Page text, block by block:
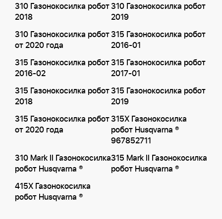
310 Газонокосилка робот
2018
310 Газонокосилка робот
2019
310 Газонокосилка робот
от 2020 года
315 Газонокосилка робот
2016-01
315 Газонокосилка робот
2016-02
315 Газонокосилка робот
2017-01
315 Газонокосилка робот
2018
315 Газонокосилка робот
2019
315 Газонокосилка робот
от 2020 года
315X Газонокосилка
робот Husqvarna ®
967852711
310 Mark II Газонокосилка
робот Husqvarna ®
315 Mark II Газонокосилка
робот Husqvarna ®
415X Газонокосилка
робот Husqvarna ®